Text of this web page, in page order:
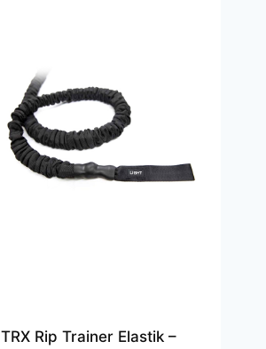
TRX Rip Trainer Elastik –